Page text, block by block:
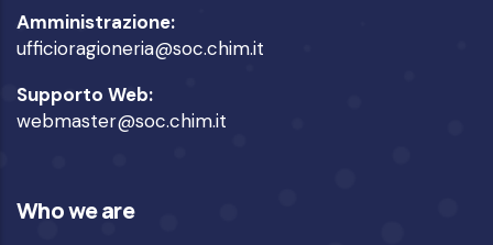
Amministrazione:
ufficioragioneria@soc.chim.it
Supporto Web:
webmaster@soc.chim.it
Who we are